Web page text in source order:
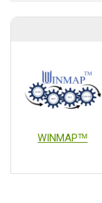
WINMAPᵀᴹ